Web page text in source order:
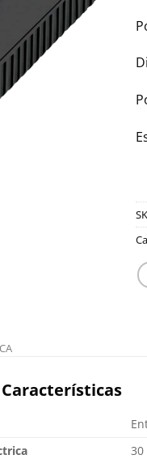
30